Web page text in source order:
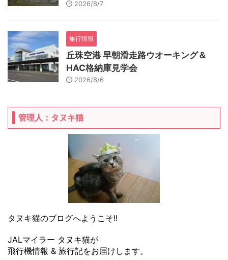
2026/8/7
旅行情報
丘珠空港 早朝滑走路ウオーキング＆
HAC格納庫見学会
2026/8/6
管理人：タヌキ猫
タヌキ猫のブログへようこそ!!
JALマイラー タヌキ猫が
飛行機情報 & 旅行記をお届けします。